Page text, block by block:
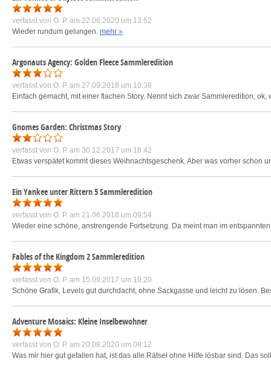
verfasst von O. P. am 22.06.2020 um 13:52
Wieder rundum gelungen. mehr »
Argonauts Agency: Golden Fleece Sammleredition
verfasst von O. P. am 27.09.2018 um 10:38
Einfach gemacht, mit einer flachen Story. Nennt sich zwar Sammleredition,
Gnomes Garden: Christmas Story
verfasst von O. P. am 30.12.2017 um 18:42
Etwas verspätet kommt dieses Weihnachtsgeschenk. Aber was vorher schon
Ein Yankee unter Rittern 5 Sammleredition
verfasst von O. P. am 21.06.2018 um 09:54
Wieder eine schöne, anstrengende Fortsetzung. Da meint man im
Fables of the Kingdom 2 Sammleredition
verfasst von O. P. am 15.09.2017 um 10:20
Schöne Grafik, Levels gut durchdacht, ohne Sackgasse und leicht zu lösen.
Adventure Mosaics: Kleine Inselbewohner
verfasst von O. P. am 20.08.2020 um 08:12
Was mir hier gut gefallen hat, ist das alle Rätsel ohne Hilfe lösbar sind. Das